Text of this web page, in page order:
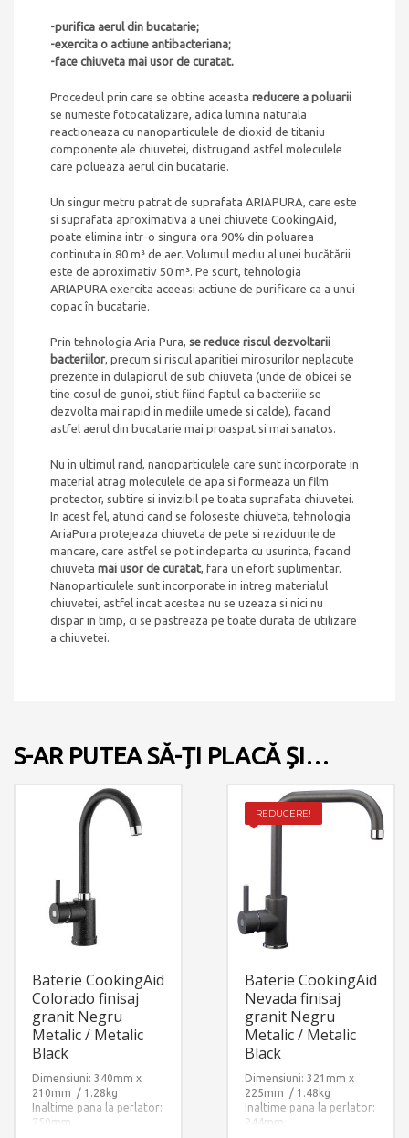
-purifica aerul din bucatarie;
-exercita o actiune antibacteriana;
-face chiuveta mai usor de curatat.
Procedeul prin care se obtine aceasta reducere a poluarii
se numeste fotocatalizare, adica lumina naturala
reactioneaza cu nanoparticulele de dioxid de titaniu
componente ale chiuvetei, distrugand astfel moleculele
care polueaza aerul din bucatarie.
Un singur metru patrat de suprafata ARIAPURA, care este
si suprafata aproximativa a unei chiuvete CookingAid,
poate elimina intr-o singura ora 90% din poluarea
continuta in 80 m³ de aer. Volumul mediu al unei bucătării
este de aproximativ 50 m³. Pe scurt, tehnologia
ARIAPURA exercita aceeasi actiune de purificare ca a unui
copac în bucatarie.
Prin tehnologia Aria Pura, se reduce riscul dezvoltarii
bacteriilor, precum si riscul aparitiei mirosurilor neplacute
prezente in dulapiorul de sub chiuveta (unde de obicei se
tine cosul de gunoi, stiut fiind faptul ca bacteriile se
dezvolta mai rapid in mediile umede si calde), facand
astfel aerul din bucatarie mai proaspat si mai sanatos.
Nu in ultimul rand, nanoparticulele care sunt incorporate in
material atrag moleculele de apa si formeaza un film
protector, subtire si invizibil pe toata suprafata chiuvetei.
In acest fel, atunci cand se foloseste chiuveta, tehnologia
AriaPura protejeaza chiuveta de pete si reziduurile de
mancare, care astfel se pot indeparta cu usurinta, facand
chiuveta mai usor de curatat, fara un efort suplimentar.
Nanoparticulele sunt incorporate in intreg materialul
chiuvetei, astfel incat acestea nu se uzeaza si nici nu
dispar in timp, ci se pastreaza pe toate durata de utilizare
a chiuvetei.
S-AR PUTEA SĂ-ȚI PLACĂ ȘI…
Baterie CookingAid
Colorado finisaj
granit Negru
Metalic / Metalic
Black
Dimensiuni: 340mm x
210mm / 1.28kg
Inaltime pana la perlator:
250mm.
REDUCERE!
Baterie CookingAid
Nevada finisaj
granit Negru
Metalic / Metalic
Black
Dimensiuni: 321mm x
225mm / 1.48kg
Inaltime pana la perlator:
244mm.